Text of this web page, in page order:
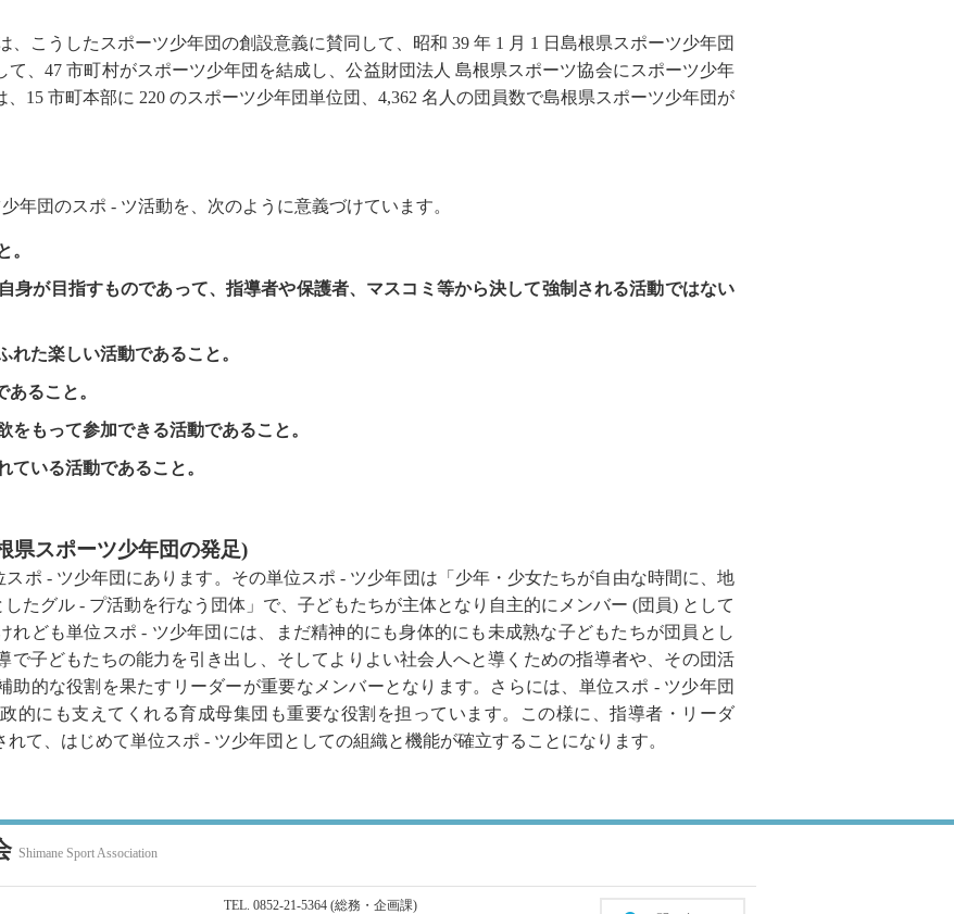
、こうしたスポーツ少年団の創設意義に賛同して、昭和 39 年 1 月 1 日島根県スポーツ少年団
、47 市町村がスポーツ少年団を結成し、公益財団法人 島根県スポーツ協会にスポーツ少年
15 市町本部に 220 のスポーツ少年団単位団、4,362 名人の団員数で島根県スポーツ少年団が
年団のスポ - ツ活動を、次のように意義づけています。
。
身が目指すものであって、指導者や保護者、マスコミ等から決して強制される活動ではない
た楽しい活動であること。
ること。
もって参加できる活動であること。
ている活動であること。
県スポーツ少年団の発足)
ポ - ツ少年団にあります。その単位スポ - ツ少年団は「少年・少女たちが自由な時間に、地
たグル - プ活動を行なう団体」で、子どもたちが主体となり自主的にメンバー (団員) として
れども単位スポ - ツ少年団には、まだ精神的にも身体的にも未成熟な子どもたちが団員とし
で子どもたちの能力を引き出し、そしてよりよい社会人へと導くための指導者や、その団活
助的な役割を果たすリーダーが重要なメンバーとなります。さらには、単位スポ - ツ少年団
的にも支えてくれる育成母集団も重要な役割を担っています。この様に、指導者・リーダ
て、はじめて単位スポ - ツ少年団としての組織と機能が確立することになります。
Shimane Sport Association
TEL. 0852-21-5364 (総務・企画課)